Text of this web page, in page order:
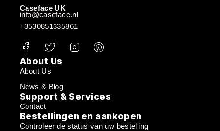
Caseface UK
info@caseface.nl
+3530851335861
About Us
About Us
News & Blog
Support & Services
Contact
Bestellingen en aankopen
Controleer de status van uw bestelling